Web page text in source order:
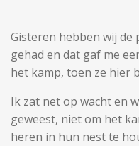
Gisteren hebben wij de
gehad en dat gaf me
het kamp, toen ze hier
Ik zat net op wacht en
geweest, niet om het
heren in hun nest te